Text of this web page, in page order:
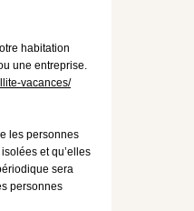
habitation
une entreprise.
vacances/
les personnes
et qu’elles
sera
personnes